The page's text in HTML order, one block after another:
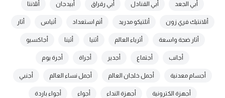
أبي الجعد أبي القنادل أبي رقراق أبيدجان أتلانتا
أتلانتيك فري زون أتلتيكو مدريد أتم استعداد أتياس أثار
أثار ضجة واسعة أثرياء العالم أثنيا أثينا أجاكسيو
أجانب أجتماع أجدير أجراة أجرة يوم
أجسام معدنية أجمل خلجان العالم أجمل نساء العالم أجنبي
أجهزة الكترونية أجهزة النداء أجواء أجواء باردة